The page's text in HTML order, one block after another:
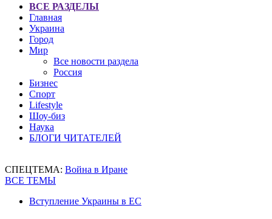
ВСЕ РАЗДЕЛЫ
Главная
Украина
Город
Мир
Все новости раздела
Россия
Бизнес
Спорт
Lifestyle
Шоу-биз
Наука
БЛОГИ ЧИТАТЕЛЕЙ
СПЕЦТЕМА: Война в Иране
ВСЕ ТЕМЫ
Вступление Украины в ЕС